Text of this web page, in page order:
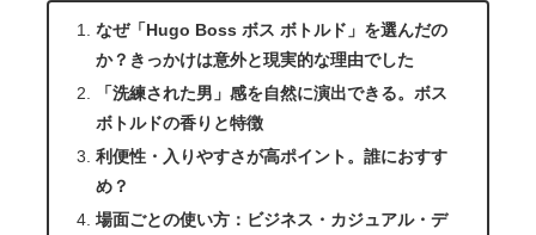
なぜ「Hugo Boss ボス ボトルド」を選んだの
か？きっかけは意外と現実的な理由でした
「洗練された男」感を自然に演出できる。ボス
ボトルドの香りと特徴
利便性・入りやすさが高ポイント。誰におすす
め？
場面ごとの使い方：ビジネス・カジュアル・デ